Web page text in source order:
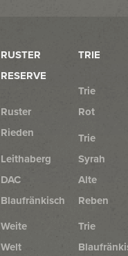
RUSTER
RESERVE
Ruster
Rieden
Leithaberg
DAC
Blaufränkisch
Weite
Welt
TRIE
Trie
Rot
Trie
Syrah
Alte
Reben
Trie